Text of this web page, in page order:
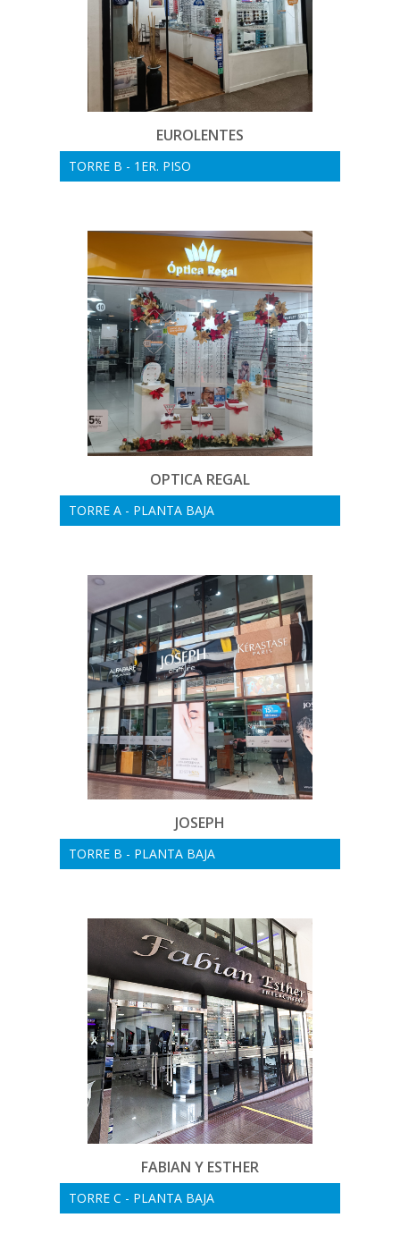
EUROLENTES
TORRE B - 1ER. PISO
OPTICA REGAL
TORRE A - PLANTA BAJA
JOSEPH
TORRE B - PLANTA BAJA
FABIAN Y ESTHER
TORRE C - PLANTA BAJA